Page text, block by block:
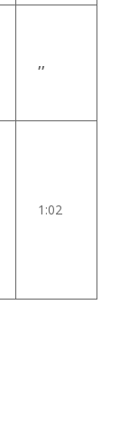
,,
1:02